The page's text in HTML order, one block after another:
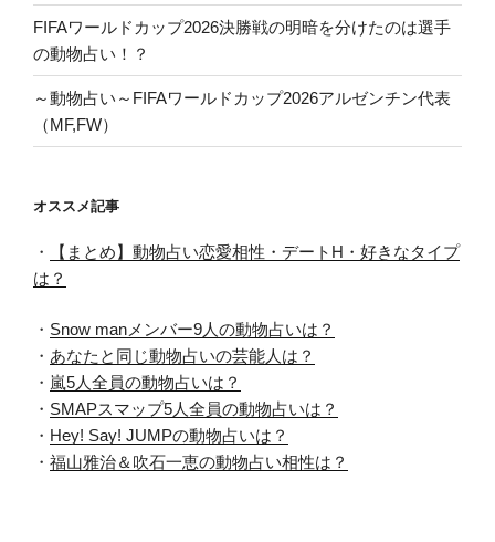
FIFAワールドカップ2026決勝戦の明暗を分けたのは選手
の動物占い！？
～動物占い～FIFAワールドカップ2026アルゼンチン代表
（MF,FW）
オススメ記事
・
【まとめ】動物占い恋愛相性・デートH・好きなタイプ
は？
・ Snow manメンバー9人の動物占いは？
・ あなたと同じ動物占いの芸能人は？
・ 嵐5人全員の動物占いは？
・ SMAPスマップ5人全員の動物占いは？
・ Hey! Say! JUMPの動物占いは？
・ 福山雅治＆吹石一恵の動物占い相性は？